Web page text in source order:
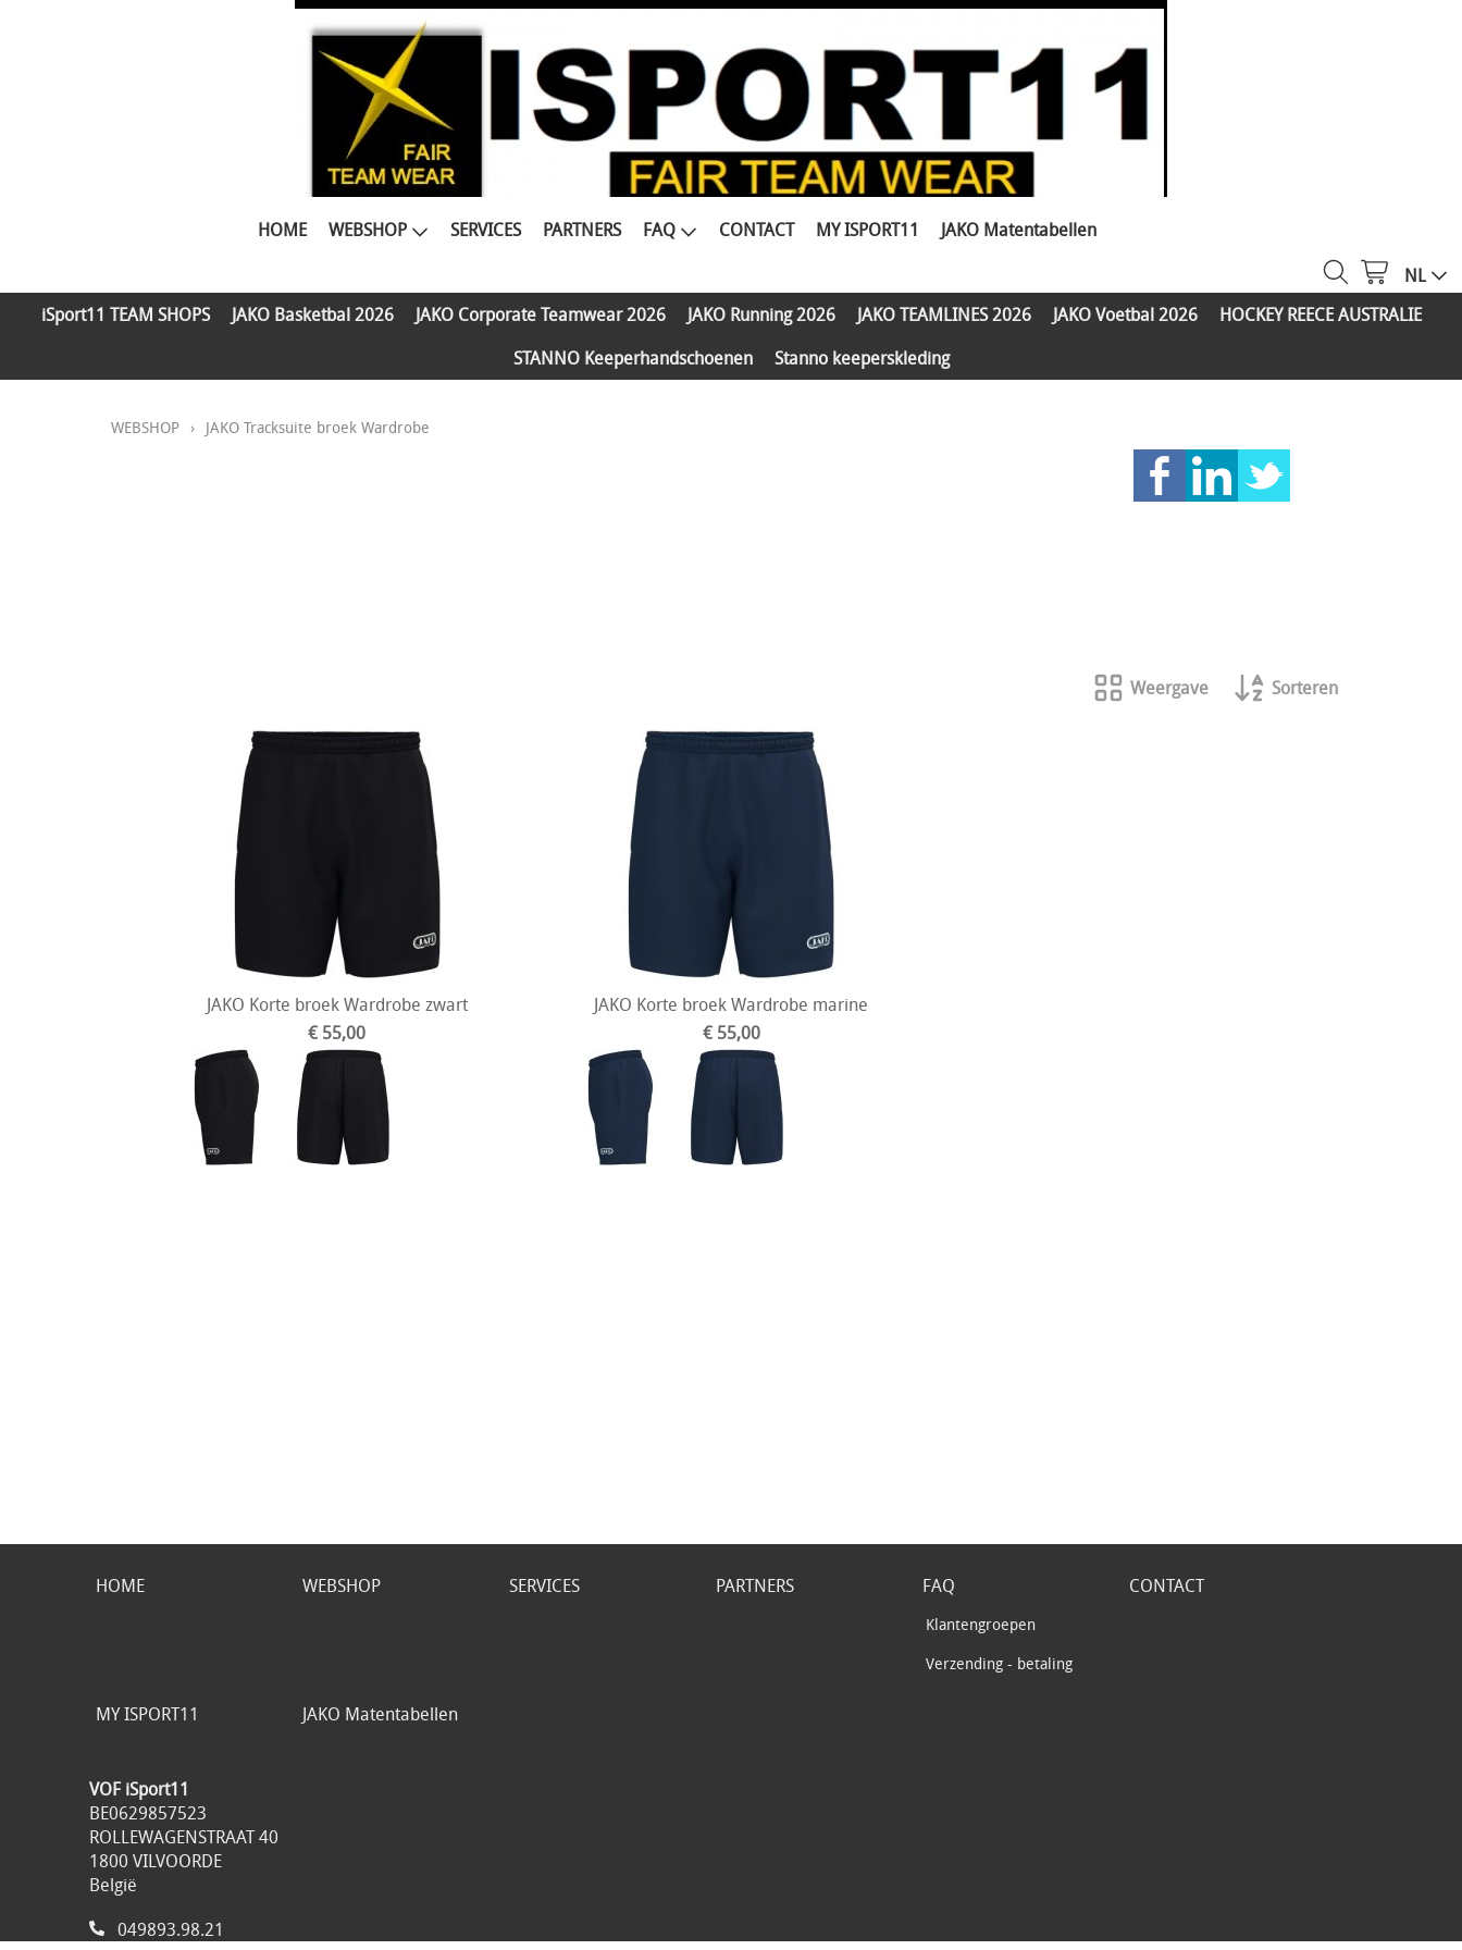
HOME WEBSHOP SERVICES PARTNERS FAQ CONTACT MY ISPORT11
JAKO Matentabellen
NL
iSport11 TEAM SHOPS
JAKO Basketbal 2026 JAKO Corporate Teamwear 2026 JAKO Running 2026 JAKO TEAMLINES 2026 JAKO Voetbal 2026
HOCKEY REECE AUSTRALIE
STANNO Keeperhandschoenen
Stanno keeperskleding
WEBSHOP › JAKO Tracksuite broek Wardrobe
Weergave Sorteren
JAKO Korte broek Wardrobe zwart
€ 55,00
JAKO Korte broek Wardrobe marine
€ 55,00
HOME WEBSHOP SERVICES PARTNERS FAQ
Klantengroepen
Verzending - betaling
CONTACT
MY ISPORT11 JAKO Matentabellen
VOF iSport11
BE0629857523
ROLLEWAGENSTRAAT 40
1800 VILVOORDE
België
049893.98.21